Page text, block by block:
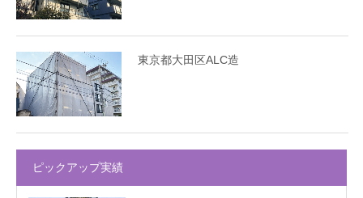
東京都大田区ALC造
ピックアップ実績